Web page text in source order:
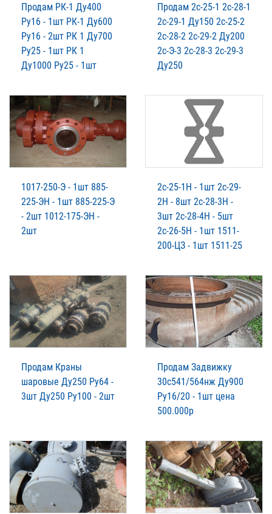
Продам РК-1 Ду400
Ру16 - 1шт РК-1 Ду600
Ру16 - 2шт РК 1 Ду700
Ру25 - 1шт РК 1
Ду1000 Ру25 - 1шт
Продам 2с-25-1 2с-28-1
2с-29-1 Ду150 2с-25-2
2с-28-2 2с-29-2 Ду200
2с-Э-3 2с-28-3 2с-29-3
Ду250
1017-250-Э - 1шт 885-
225-ЭН - 1шт 885-225-Э
- 2шт 1012-175-ЭН -
2шт
2с-25-1Н - 1шт 2с-29-
2Н - 8шт 2с-28-3Н -
3шт 2с-28-4Н - 5шт
2с-26-5Н - 1шт 1511-
200-ЦЗ - 1шт 1511-25
Продам Краны
шаровые Ду250 Ру64 -
3шт Ду250 Ру100 - 2шт
Продам Задвижку
30с541/564нж Ду900
Ру16/20 - 1шт цена
500.000р